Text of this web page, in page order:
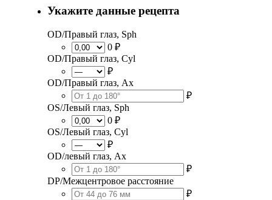
Укажите данные рецепта
OD/Правый глаз, Sph
0 ₽
OD/Правый глаз, Cyl
₽
OD/Правый глаз, Ax
₽
OS/Левый глаз, Sph
0 ₽
OS/Левый глаз, Cyl
₽
OD/левый глаз, Ax
₽
DP/Межцентровое расстояние
₽